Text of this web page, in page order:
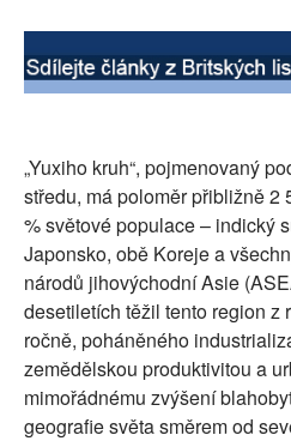
„Yuxiho kruh“, pojmenovaný
středu, má poloměr přibližně 2
% světové populace – indický
Japonsko, obě Koreje a
národů jihovýchodní Asie
desetiletích těžil tento region z
ročně, poháněného
zemědělskou produktivitou a
mimořádnému zvýšení
geografie světa směrem od